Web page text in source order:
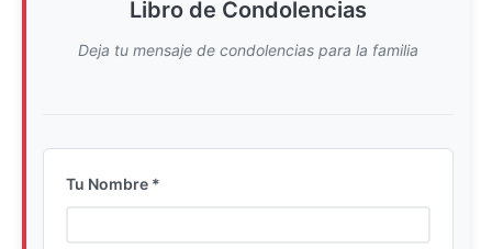
Libro de Condolencias
Deja tu mensaje de condolencias para la familia
Tu Nombre *